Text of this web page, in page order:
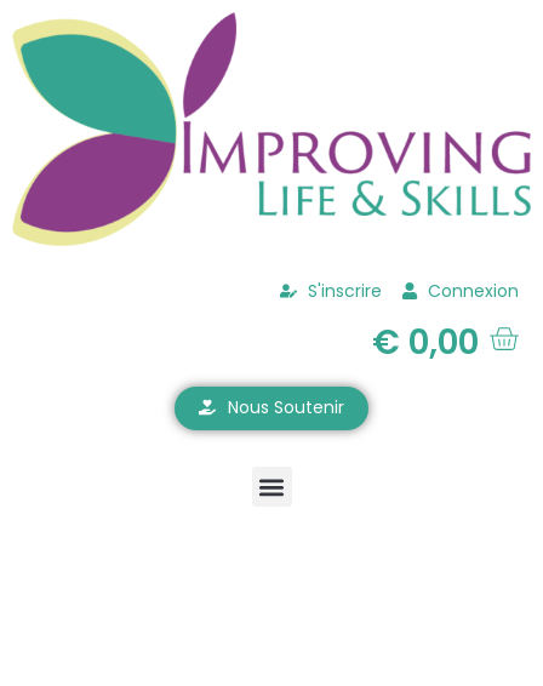
S'inscrire Connexion
€ 0,00
Nous Soutenir